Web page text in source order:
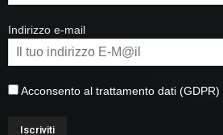
Indirizzo e-mail
Acconsento al trattamento dati (GDPR)